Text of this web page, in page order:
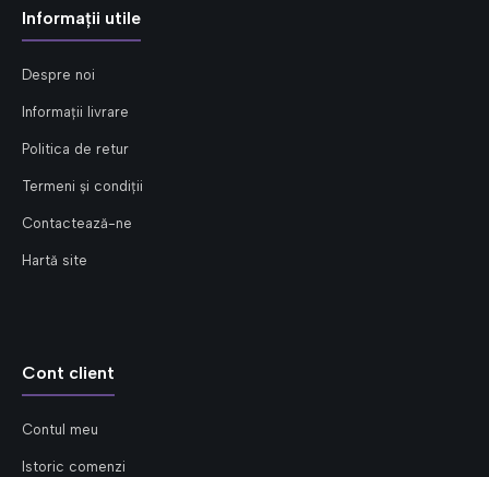
Informații utile
Despre noi
Informații livrare
Politica de retur
Termeni și condiții
Contactează-ne
Hartă site
Cont client
Contul meu
Istoric comenzi